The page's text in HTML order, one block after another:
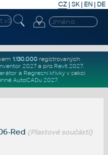
CZ | SK| EN | DE
1.130.000registrovaných
2027a pro Revit 2027.
a Regresní křivkyv sekci
AutoCADu 2027.
Red (Plastové součásti)